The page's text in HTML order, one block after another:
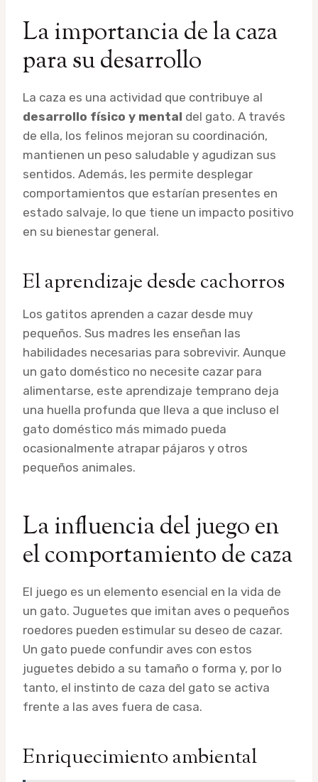
La importancia de la caza
para su desarrollo
La caza es una actividad que contribuye al
desarrollo físico y mental del gato. A través
de ella, los felinos mejoran su coordinación,
mantienen un peso saludable y agudizan sus
sentidos. Además, les permite desplegar
comportamientos que estarían presentes en
estado salvaje, lo que tiene un impacto positivo
en su bienestar general.
El aprendizaje desde cachorros
Los gatitos aprenden a cazar desde muy
pequeños. Sus madres les enseñan las
habilidades necesarias para sobrevivir. Aunque
un gato doméstico no necesite cazar para
alimentarse, este aprendizaje temprano deja
una huella profunda que lleva a que incluso el
gato doméstico más mimado pueda
ocasionalmente atrapar pájaros y otros
pequeños animales.
La influencia del juego en
el comportamiento de caza
El juego es un elemento esencial en la vida de
un gato. Juguetes que imitan aves o pequeños
roedores pueden estimular su deseo de cazar.
Un gato puede confundir aves con estos
juguetes debido a su tamaño o forma y, por lo
tanto, el instinto de caza del gato se activa
frente a las aves fuera de casa.
Enriquecimiento ambiental